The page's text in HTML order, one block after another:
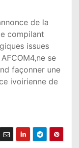
de la
compilant
issues
se
façonner une
ivoirienne de